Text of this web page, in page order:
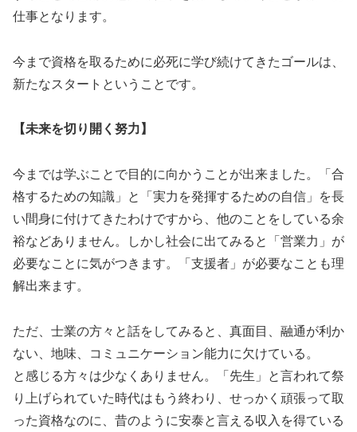
仕事となります。
今まで資格を取るために必死に学び続けてきたゴールは、
新たなスタートということです。
【未来を切り開く努力】
今までは学ぶことで目的に向かうことが出来ました。「合
格するための知識」と「実力を発揮するための自信」を長
い間身に付けてきたわけですから、他のことをしている余
裕などありません。しかし社会に出てみると「営業力」が
必要なことに気がつきます。「支援者」が必要なことも理
解出来ます。
ただ、士業の方々と話をしてみると、真面目、融通が利か
ない、地味、コミュニケーション能力に欠けている。
と感じる方々は少なくありません。「先生」と言われて祭
り上げられていた時代はもう終わり、せっかく頑張って取
った資格なのに、昔のように安泰と言える収入を得ている